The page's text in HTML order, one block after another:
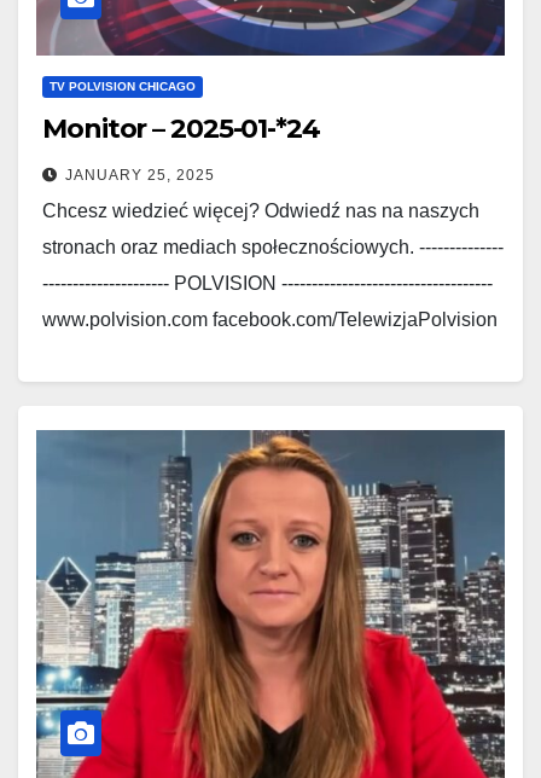
TV POLVISION CHICAGO
Monitor – 2025-01-*24
JANUARY 25, 2025
Chcesz wiedzieć więcej? Odwiedź nas na naszych
stronach oraz mediach społecznościowych. --------------
--------------------- POLVISION -----------------------------------
www.polvision.com facebook.com/TelewizjaPolvision